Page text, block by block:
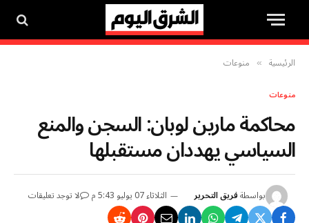
الرئيسية » منوعات
منوعات
محاكمة مارين لوبان: السجن والمنع
السياسي يهددان مستقبلها
بواسطةفريق التحرير الثلاثاء 07 يوليو 5:43 م لا توجد تعليقات